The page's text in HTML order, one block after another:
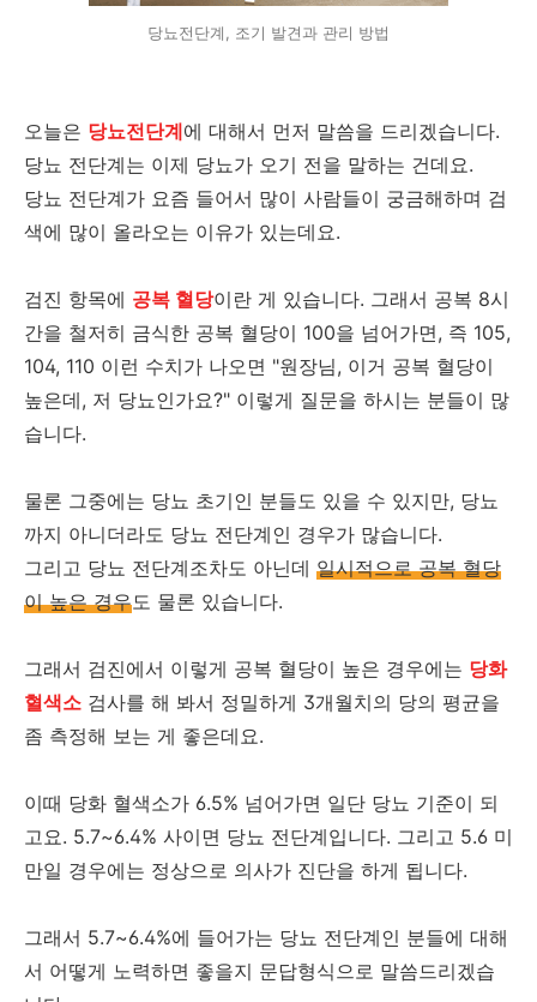
당뇨전단계, 조기 발견과 관리 방법
오늘은 당뇨전단계에 대해서 먼저 말씀을 드리겠습니다.
당뇨 전단계는 이제 당뇨가 오기 전을 말하는 건데요.
당뇨 전단계가 요즘 들어서 많이 사람들이 궁금해하며 검
색에 많이 올라오는 이유가 있는데요.
검진 항목에 공복 혈당이란 게 있습니다. 그래서 공복 8시
간을 철저히 금식한 공복 혈당이 100을 넘어가면, 즉 105,
104, 110 이런 수치가 나오면 "원장님, 이거 공복 혈당이
높은데, 저 당뇨인가요?" 이렇게 질문을 하시는 분들이 많
습니다.
물론 그중에는 당뇨 초기인 분들도 있을 수 있지만, 당뇨
까지 아니더라도 당뇨 전단계인 경우가 많습니다.
그리고 당뇨 전단계조차도 아닌데 일시적으로 공복 혈당
이 높은 경우도 물론 있습니다.
그래서 검진에서 이렇게 공복 혈당이 높은 경우에는 당화
혈색소 검사를 해 봐서 정밀하게 3개월치의 당의 평균을
좀 측정해 보는 게 좋은데요.
이때 당화 혈색소가 6.5% 넘어가면 일단 당뇨 기준이 되
고요. 5.7~6.4% 사이면 당뇨 전단계입니다. 그리고 5.6 미
만일 경우에는 정상으로 의사가 진단을 하게 됩니다.
그래서 5.7~6.4%에 들어가는 당뇨 전단계인 분들에 대해
서 어떻게 노력하면 좋을지 문답형식으로 말씀드리겠습